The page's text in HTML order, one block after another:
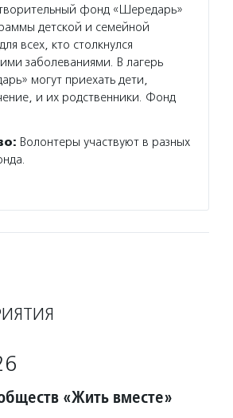
фонд «Шередарь»
детской и семейной
всех, кто столкнулся
заболеваниями. В лагерь
могут приехать дети,
и их родственники. Фонд
Волонтеры участвуют в разных
«Жить вместе»